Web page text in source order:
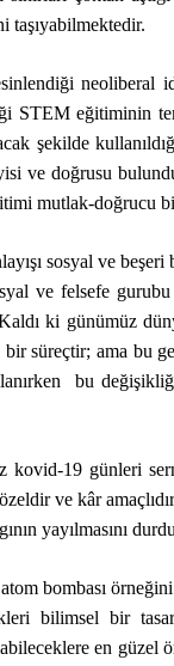
taşıyabilmektedir.
neoliberal
STEM eğitiminin
şekilde
ve doğrusu
mutlak-doğrucu
sosyal ve
ve felsefe
Kaldı ki günümüz
süreçtir; ama bu
bu
kovid-19 günleri
ve kâr
yayılmasını
bombası
bilimsel bir
en